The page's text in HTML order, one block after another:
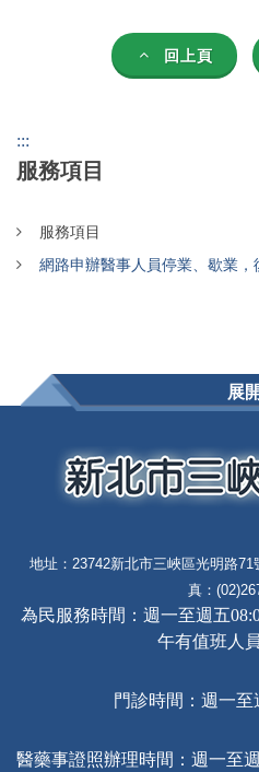
:::
服務項目
服務項目
網路申辦醫事人員停業、歇業，
回上頁
展開
地址：23742新北市三峽區光明路
真：
為民服務時間：週一至週五
午有值班人
門診時間：週一至
醫藥事證照辦理時間：週一至